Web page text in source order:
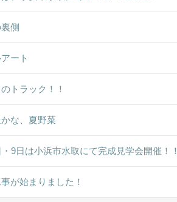
側
ート
トラック！！
な、夏野菜
9日は小浜市水取にて完成見学会開催！！
が始まりました！